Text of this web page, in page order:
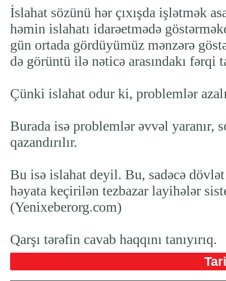
İslahat sözünü hər çıxışda işlətmək
həmin islahatı idarəetmədə
gün ortada gördüyümüz mənzərə
də görüntü ilə nəticə arasındakı fərqi
Çünki islahat odur ki, problemlər
Burada isə problemlər əvvəl yaranır,
qazandırılır.
Bu isə islahat deyil. Bu, sadəcə dövlət
həyata keçirilən tezbazar layihələr
(Yenixeberorg.com)
Qarşı tərəfin cavab haqqını tanıyırıq.